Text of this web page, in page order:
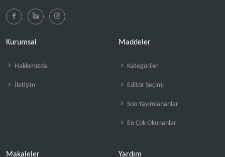
Kurumsal
Hakkımızda
İletişim
Maddeler
Kategoriler
Editör Seçimi
Son Yayımlananlar
En Çok Okunanlar
Makaleler Yardım